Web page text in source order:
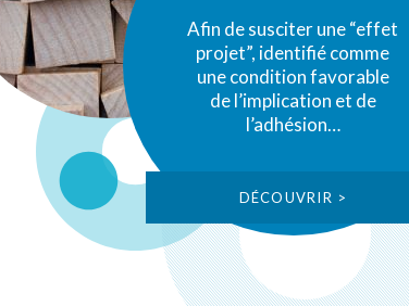
Afin de susciter une “effet
projet”, identifié comme
une condition favorable
de l’implication et de
l’adhésion…
DÉCOUVRIR >